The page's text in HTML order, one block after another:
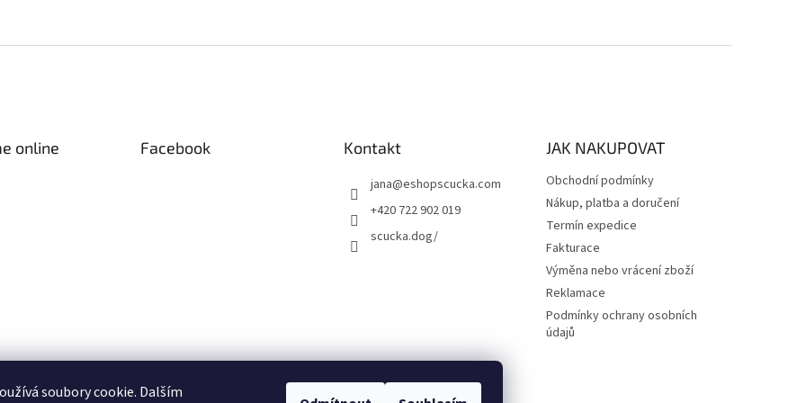
soubory cookie. Dalším
online
Facebook Kontakt
jana@eshopscucka.com
+420 722 902 019
scucka.dog/
JAK NAKUPOVAT
Obchodní podmínky
Nákup, platba a doručení
Termín expedice
Fakturace
Výměna nebo vrácení zboží
Reklamace
Podmínky ochrany osobních
údajů